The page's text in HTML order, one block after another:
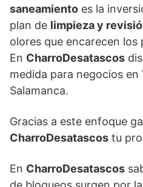
saneamiento es la
plan de limpieza y
olores que encarecen los
En CharroDesatascos
medida para negocios en
Salamanca.
Gracias a este enfoque
CharroDesatascos tu
En CharroDesatascos